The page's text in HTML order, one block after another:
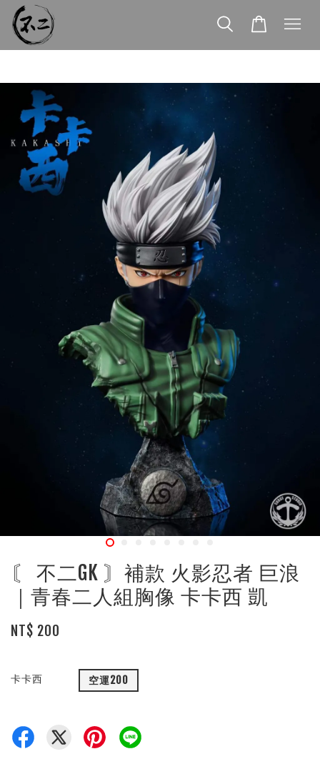
〘 不二GK 〙補款 火影忍者 巨浪
｜青春二人組胸像 卡卡西 凱
NT$ 200
卡卡西 空運200